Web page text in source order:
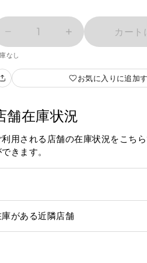
1 カート
なし
お気に入りに追加
舗在庫状況
利用される店舗の在庫状況をこち
きます。
庫がある近隣店舗